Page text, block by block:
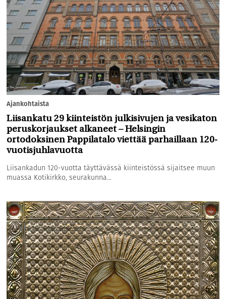
Ajankohtaista
Liisankatu 29 kiinteistön julkisivujen ja vesikaton
peruskorjaukset alkaneet – Helsingin
ortodoksinen Pappilatalo viettää parhaillaan 120-
vuotisjuhlavuotta
Liisankadun 120-vuotta täyttävässä kiinteistössä sijaitsee muun
muassa Kotikirkko, seurakunna...